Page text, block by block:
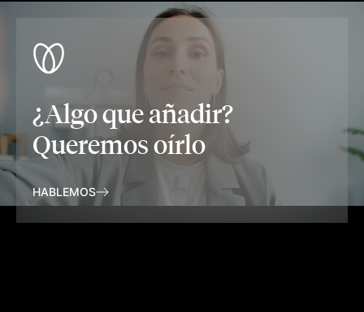
¿Algo que añadir?
Queremos oírlo
HABLEMOS